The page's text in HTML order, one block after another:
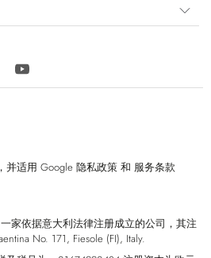
并适用 Google 隐私政策 和 服务条款
家依据意大利法律注册成立的公司，其注
No. 171, Fiesole (FI), Italy.